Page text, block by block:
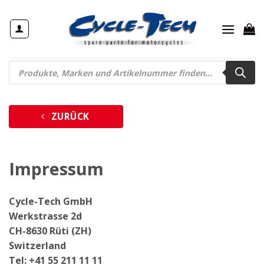
Inhalt
springen
Products
search
ZURÜCK
Impressum
Cycle-Tech GmbH
Werkstrasse 2d
CH-8630 Rüti (ZH)
Switzerland
Tel: +41 55 211 11 11